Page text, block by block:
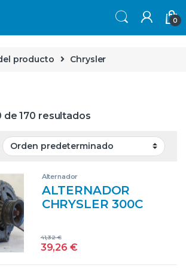
0
producto Chrysler
de 170 resultados
Alternador
ALTERNADOR
CHRYSLER 300C
CAT] G 3.5 –
39,26 €
41,32€